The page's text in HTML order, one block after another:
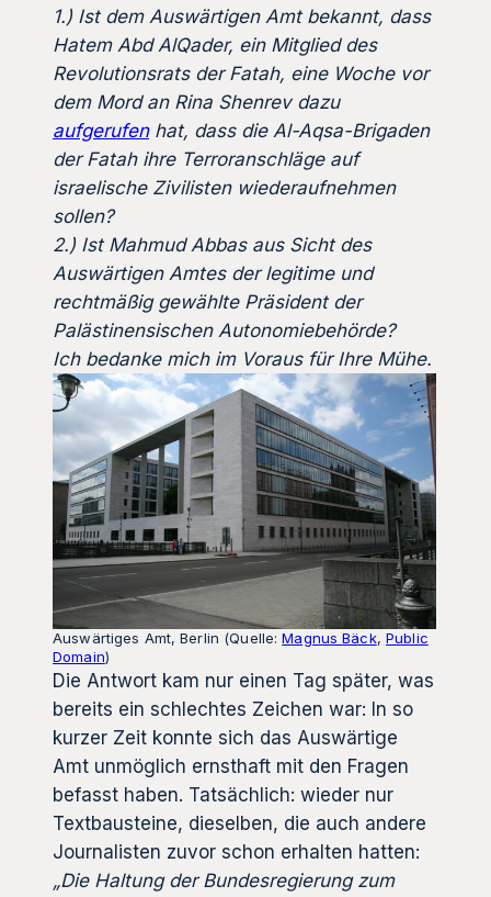
1.) Ist dem Auswärtigen Amt bekannt, dass
Hatem Abd AlQader, ein Mitglied des
Revolutionsrats der Fatah, eine Woche vor
dem Mord an Rina Shenrev dazu
aufgerufenhat, dass die Al-Aqsa-Brigaden
der Fatah ihre Terroranschläge auf
israelische Zivilisten wiederaufnehmen
sollen?
2.) Ist Mahmud Abbas aus Sicht des
Auswärtigen Amtes der legitime und
rechtmäßig gewählte Präsident der
Palästinensischen Autonomiebehörde?
Ich bedanke mich im Voraus für Ihre Mühe.
Auswärtiges Amt, Berlin (Quelle:Magnus Bäck, Public
Domain)
Die Antwort kam nur einen Tag später, was
bereits ein schlechtes Zeichen war: In so
kurzer Zeit konnte sich das Auswärtige
Amt unmöglich ernsthaft mit den Fragen
befasst haben. Tatsächlich: wieder nur
Textbausteine, dieselben, die auch andere
Journalisten zuvor schon erhalten hatten:
„Die Haltung der Bundesregierung zum